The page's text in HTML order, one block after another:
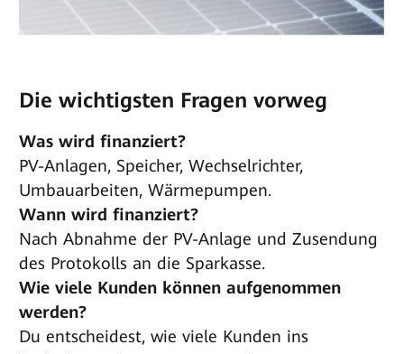
Die wichtigsten Fragen vorweg
Was wird finanziert?
PV-Anlagen, Speicher, Wechselrichter,
Umbauarbeiten, Wärmepumpen.
Wann wird finanziert?
Nach Abnahme der PV-Anlage und Zusendung
des Protokolls an die Sparkasse.
Wie viele Kunden können aufgenommen
werden?
Du entscheidest, wie viele Kunden ins